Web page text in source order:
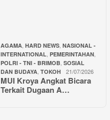
AGAMA HARD NEWS NASIONAL -
INTERNATIONAL PEMERINTAHAN
POLRI - TNI - BRIMOB SOSIAL
DAN BUDAYA TOKOH 21/07/2026
MUI Kroya Angkat Bicara
Terkait Dugaan A…